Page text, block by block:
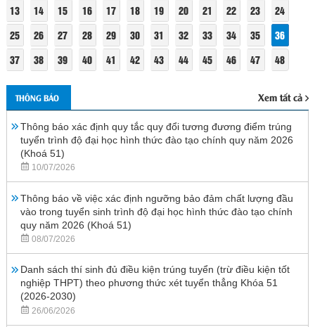
13
14 15 16 17 18 19 20 21 22 23
24
25
26 27 28 29 30 31 32 33 34 35
36
37
38 39 40 41 42 43 44 45 46 47 48
THÔNG BÁO Xem tất cả
Thông báo xác định quy tắc quy đổi tương đương điểm trúng
tuyển trình độ đại học hình thức đào tạo chính quy năm 2026
(Khoá 51)
10/07/2026
Thông báo về việc xác định ngưỡng bảo đảm chất lượng đầu
vào trong tuyển sinh trình độ đại học hình thức đào tạo chính
quy năm 2026 (Khoá 51)
08/07/2026
Danh sách thí sinh đủ điều kiện trúng tuyển (trừ điều kiện tốt
nghiệp THPT) theo phương thức xét tuyển thẳng Khóa 51
(2026-2030)
26/06/2026